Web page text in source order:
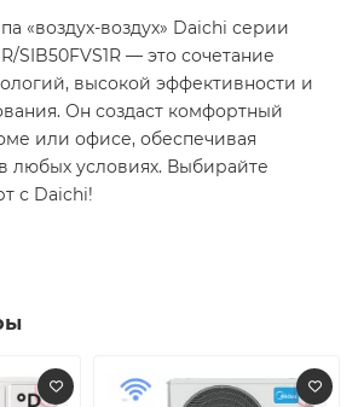
«воздух-воздух» Daichi серии
SIB50FVS1R — это сочетание
высокой эффективности и
Он создаст комфортный
или офисе, обеспечивая
любых условиях. Выбирайте
с Daichi!